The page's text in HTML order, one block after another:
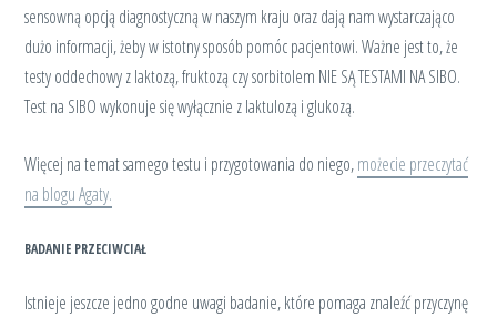
sensowną opcją diagnostyczną w naszym kraju oraz dają nam wystarczająco
dużo informacji, żeby w istotny sposób pomóc pacjentowi. Ważne jest to, że
testy oddechowy z laktozą, fruktozą czy sorbitolem NIE SĄ TESTAMI NA SIBO.
Test na SIBO wykonuje się wyłącznie z laktulozą i glukozą.
Więcej na temat samego testu i przygotowania do niego,możecie przeczytać
na blogu Agaty.
BADANIE PRZECIWCIAŁ
Istnieje jeszcze jedno godne uwagi badanie, które pomaga znaleźć przyczynę